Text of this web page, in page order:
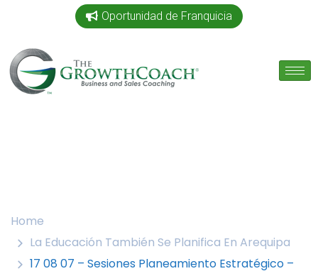
Oportunidad de Franquicia
Home
La Educación También Se Planifica En Arequipa
17 08 07 – Sesiones Planeamiento Estratégico –